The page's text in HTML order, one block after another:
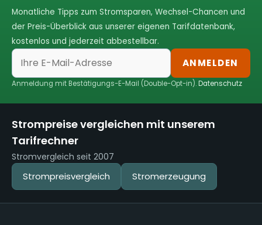
Monatliche Tipps zum Stromsparen, Wechsel-Chancen und
der Preis-Überblick aus unserer eigenen Tarifdatenbank,
kostenlos und jederzeit abbestellbar.
ANMELDEN
Anmeldung mit Bestätigungs-E-Mail (Double-Opt-in).Datenschutz
Strompreise vergleichen mit unserem
Tarifrechner
Stromvergleich seit 2007
Strompreisvergleich Stromerzeugung